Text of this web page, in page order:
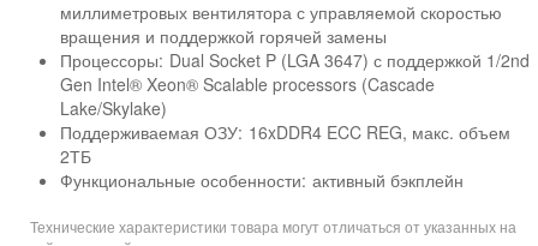
миллиметровых вентилятора с управляемой скоростью
вращения и поддержкой горячей замены
Процессоры: Dual Socket P (LGA 3647) с поддержкой 1/2nd
Gen Intel® Xeon® Scalable processors (Cascade
Lake/Skylake)
Поддерживаемая ОЗУ: 16xDDR4 ECC REG, макс. объем
2ТБ
Функциональные особенности: активный бэкплейн
Технические характеристики товара могут отличаться от указанных на